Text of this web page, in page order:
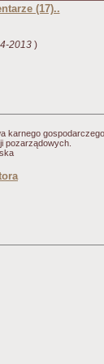
(17)..
2013 )
karnego
pozarządowych.